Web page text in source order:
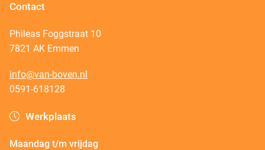
Contact
Phileas Foggstraat 10
7821 AK Emmen
info@van-boven.nl
0591-618128
Werkplaats
Maandag t/m vrijdag